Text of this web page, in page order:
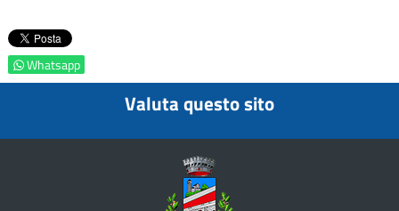
Whatsapp
Valuta questo sito